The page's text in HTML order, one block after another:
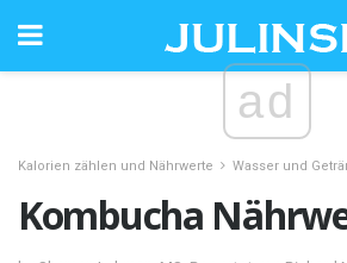
ad
Kalorien zählen und Nährwerte Wasser und
Kombucha